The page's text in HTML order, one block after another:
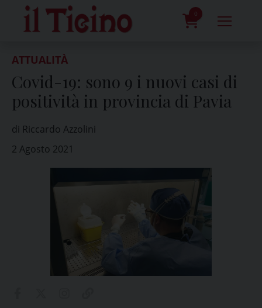
content
0
ATTUALITÀ
Covid-19: sono 9 i nuovi casi di
positività in provincia di Pavia
di Riccardo Azzolini
2 Agosto 2021